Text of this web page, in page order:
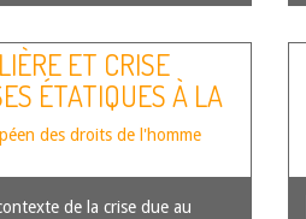
ET CRISE
ÉTATIQUES À LA
des droits de l'homme
de la crise due au